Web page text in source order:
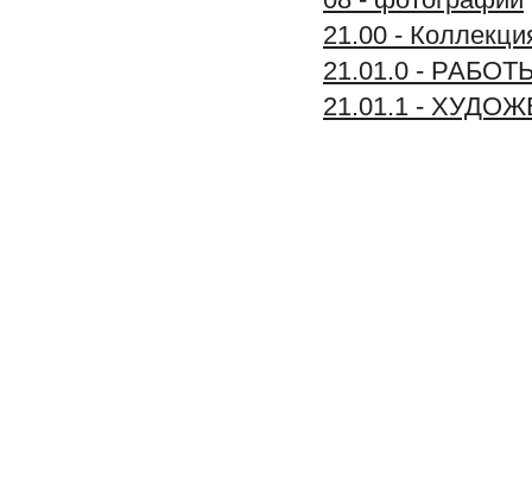
21.00 -
21.01.0 -
21.01.1 -